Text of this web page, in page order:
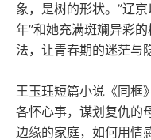
象，是树的形状。”辽
年”和她充满斑斓异彩
法，让青春期的迷茫与
王玉珏短篇小说《同框
各怀心事，谋划复仇的
边缘的家庭，如何用情